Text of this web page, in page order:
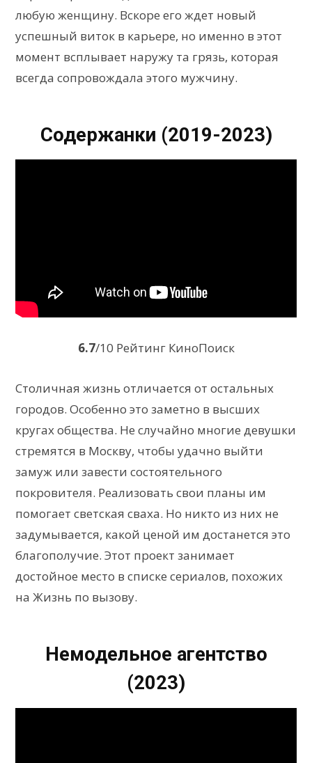
любую женщину. Вскоре его ждет новый
успешный виток в карьере, но именно в этот
момент всплывает наружу та грязь, которая
всегда сопровождала этого мужчину.
Содержанки (2019-2023)
6.7/10 Рейтинг КиноПоиск
Столичная жизнь отличается от остальных
городов. Особенно это заметно в высших
кругах общества. Не случайно многие девушки
стремятся в Москву, чтобы удачно выйти
замуж или завести состоятельного
покровителя. Реализовать свои планы им
помогает светская сваха. Но никто из них не
задумывается, какой ценой им достанется это
благополучие. Этот проект занимает
достойное место в списке сериалов, похожих
на Жизнь по вызову.
Немодельное агентство
(2023)